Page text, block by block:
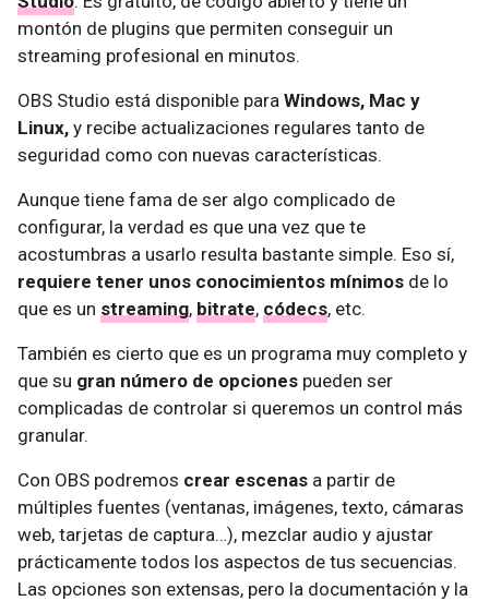
montón de plugins que permiten conseguir un
streaming profesional en minutos.
OBS Studio está disponible para Windows, Mac y
Linux, y recibe actualizaciones regulares tanto de
seguridad como con nuevas características.
Aunque tiene fama de ser algo complicado de
configurar, la verdad es que una vez que te
acostumbras a usarlo resulta bastante simple. Eso sí,
requiere tener unos conocimientos mínimos de lo
que es un streaming, bitrate, códecs, etc.
También es cierto que es un programa muy completo y
que su gran número de opciones pueden ser
complicadas de controlar si queremos un control más
granular.
Con OBS podremos crear escenas a partir de
múltiples fuentes (ventanas, imágenes, texto, cámaras
web, tarjetas de captura…), mezclar audio y ajustar
prácticamente todos los aspectos de tus secuencias.
Las opciones son extensas, pero la documentación y la